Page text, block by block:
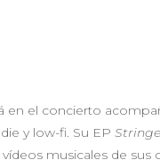
en el concierto
y low-fi. Su EP
musicales de sus